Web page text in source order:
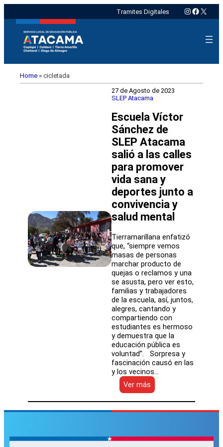
Tramites Digitales Instagram
X
Home » cicletada
27 de Agosto de 2023
SLEP Atacama
Escuela Víctor
Sánchez de
SLEP Atacama
salió a las calles
para promover
vida sana y
deportes junto a
convivencia y
salud mental
Tierramarillana enfatizó
que, “siempre vemos
masas de personas
marchar producto de
quejas o reclamos y una
se asusta, pero ver esto,
familias y trabajadores
de la escuela, así, juntos,
alegres, cantando y
compartiendo con
estudiantes es hermoso
y demuestra que la
educación pública es
voluntad”. Sorpresa y
fascinación causó en las
y los vecinos…
Ver más
Escuela
Víctor
Sánchez
Atacama